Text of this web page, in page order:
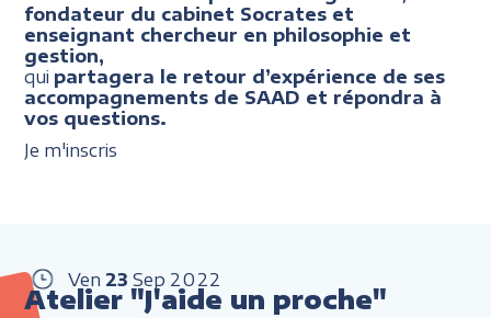
fondateur du cabinet Socrates et
enseignant chercheur en philosophie et
gestion,
qui partagera le retour d’expérience de ses
accompagnements de SAAD et répondra à
vos questions.
Je m'inscris
Ven 23 Sep 2022
Atelier "J'aide un proche"